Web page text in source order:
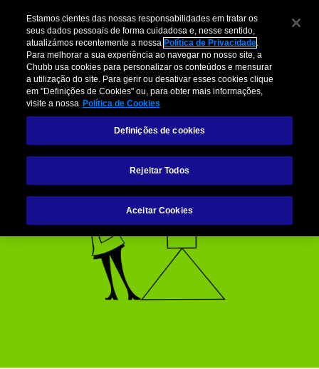
Política de
Privacidade
Estamos cientes das nossas responsabilidades em tratar os
seus dados pessoais de forma cuidadosa e, nesse sentido,
atualizámos recentemente a nossa Política de Privacidade.
Para melhorar a sua experiência ao navegar no nosso site, a
Chubb usa cookies para personalizar os conteúdos e mensurar
a utilização do site. Para gerir ou desativar esses cookies clique
em "Definições de Cookies" ou, para obter mais informações,
visite a nossa Política de Cookies
Definições de cookies
Rejeitar Todos
Aceitar Cookies